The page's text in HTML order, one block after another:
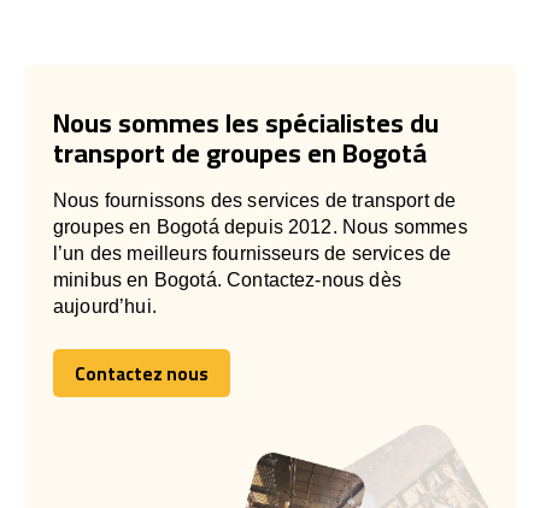
Nous sommes les spécialistes du
transport de groupes en Bogotá
Nous fournissons des services de transport de
groupes en Bogotá depuis 2012. Nous sommes
l’un des meilleurs fournisseurs de services de
minibus en Bogotá. Contactez-nous dès
aujourd’hui.
Contactez nous
Contactez nous